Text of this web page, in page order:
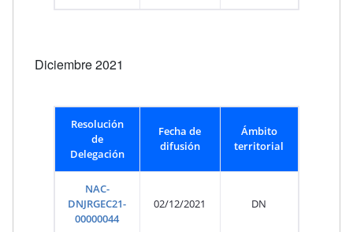
Diciembre 2021
Resolución
de
Delegación
Fecha de
difusión
Ámbito
territorial
NAC-
DNJRGEC21-
00000044
02/12/2021 DN